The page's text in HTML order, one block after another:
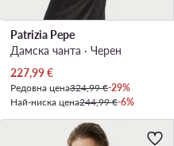
Patrizia Pepe
Дамска чанта · Черен
Актуална цена
227,99€
Редовна цена324,99 €-29%
Най-ниска цена244,99 €-6%